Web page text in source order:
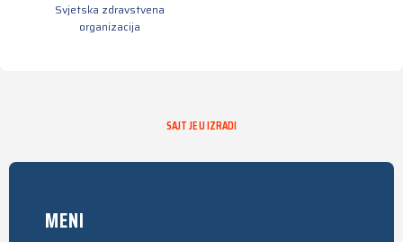
Svjetska zdravstvena
organizacija
SAJT JE U IZRADI
MENI